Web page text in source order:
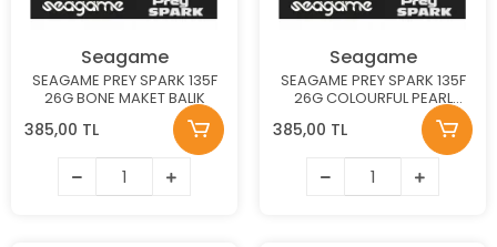
Seagame
SEAGAME PREY SPARK 135F
26G BONE MAKET BALIK
385,00 TL
Seagame
SEAGAME PREY SPARK 135F
26G COLOURFUL PEARL
385,00 TL